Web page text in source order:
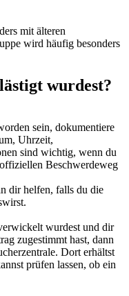
mit älteren
wird häufig besonders
wurdest?
sein, dokumentiere
Uhrzeit,
sind wichtig, wenn du
Beschwerdeweg
dir helfen, falls du die
wurdest und dir
zugestimmt hast, dann
Dort erhältst
prüfen lassen, ob ein